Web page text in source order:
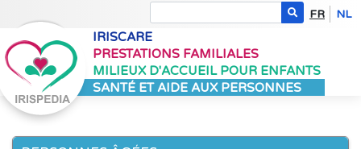
FR NL
IRISCARE
PRESTATIONS FAMILIALES
MILIEUX D'ACCUEIL POUR ENFANTS
SANTÉ ET AIDE AUX PERSONNES